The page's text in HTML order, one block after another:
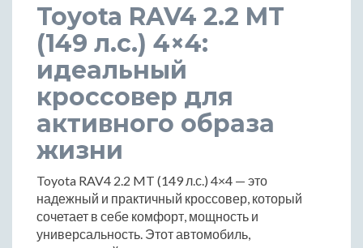
Toyota RAV4 2.2 MT
(149 л.с.) 4×4:
идеальный
кроссовер для
активного образа
жизни
Toyota RAV4 2.2 MT (149 л.с.) 4×4 — это
надежный и практичный кроссовер, который
сочетает в себе комфорт, мощность и
универсальность. Этот автомобиль,